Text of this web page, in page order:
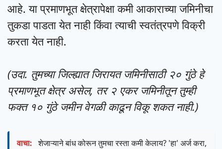
आहे. या प्रमाणभूत क्षेत्रापेक्षा कमी आकाराच्या जमिनीचा
तुकडा पाडता येत नाही किंवा त्याची स्वतंत्रपणे विक्री
करता येत नाही.
(उदा. तुमच्या जिल्ह्यात जिरायत जमिनीसाठी २० गुंठे हे
प्रमाणभूत क्षेत्र असेल, तर २ एकर जमिनीतून तुम्ही
फक्त १० गुंठे जमीन वेगळी काढून विकू शकत नाही.)
वाचा: शेजाऱ्याने बांध कोरून तुमचा रस्ता कमी केलाय? 'हा' अर्ज करा,